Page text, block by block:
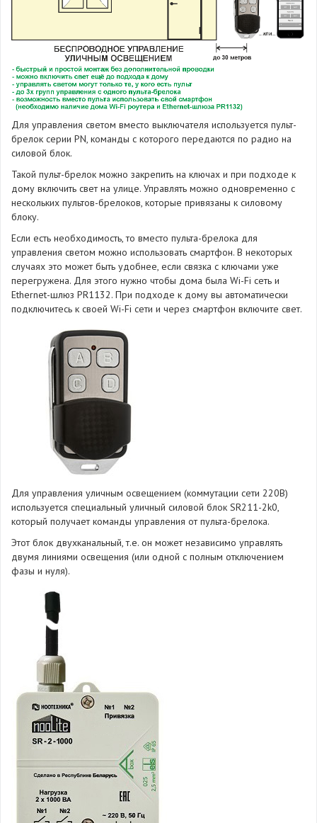
Для управления светом вместо выключателя используется пульт-
брелок серии PN, команды с которого передаются по радио на
силовой блок.
Такой пульт-брелок можно закрепить на ключах и при подходе к
дому включить свет на улице. Управлять можно одновременно с
нескольких пультов-брелоков, которые привязаны к силовому
блоку.
Если есть необходимость, то вместо пульта-брелока для
управления светом можно использовать смартфон. В некоторых
случаях это может быть удобнее, если связка с ключами уже
перегружена. Для этого нужно чтобы дома была Wi-Fi сеть и
Ethernet-шлюз PR1132. При подходе к дому вы автоматически
подключитесь к своей Wi-Fi сети и через смартфон включите свет.
Для управления уличным освещением (коммутации сети 220В)
используется специальный уличный силовой блок SR211-2k0,
который получает команды управления от пульта-брелока.
Этот блок двухканальный, т.е. он может независимо управлять
двумя линиями освещения (или одной с полным отключением
фазы и нуля).